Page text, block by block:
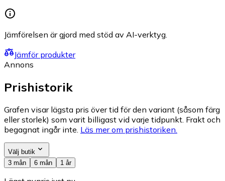
Jämförelsen är gjord med stöd av AI-verktyg.
Jämför produkter
Annons
Prishistorik
Grafen visar lägsta pris över tid för den variant (såsom färg
eller storlek) som varit billigast vid varje tidpunkt. Frakt och
begagnat ingår inte. Läs mer om prishistoriken.
Välj butik
3 mån
6 mån 1 år